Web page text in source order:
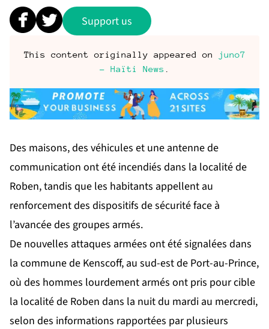
Support us
This content originally appeared on
juno7
- Haïti News
Des maisons, des véhicules et une antenne de
communication ont été incendiés dans la localité de
Roben, tandis que les habitants appellent au
renforcement des dispositifs de sécurité face à
l’avancée des groupes armés.
De nouvelles attaques armées ont été signalées dans
la commune de Kenscoff, au sud-est de Port-au-Prince,
où des hommes lourdement armés ont pris pour cible
la localité de Roben dans la nuit du mardi au mercredi,
selon des informations rapportées par plusieurs